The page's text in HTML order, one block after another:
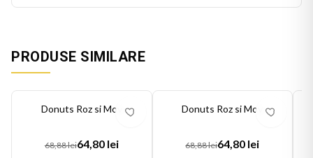
PRODUSE SIMILARE
Donuts Roz si Mov
68,88 lei64,80 lei
Donuts Roz si Mov
68,88 lei64,80 lei